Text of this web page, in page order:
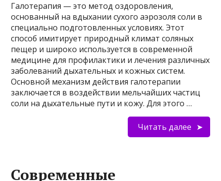
Галотерапия — это метод оздоровления,
основанный на вдыхании сухого аэрозоля соли в
специально подготовленных условиях. Этот
способ имитирует природный климат соляных
пещер и широко используется в современной
медицине для профилактики и лечения различных
заболеваний дыхательных и кожных систем.
Основной механизм действия галотерапии
заключается в воздействии мельчайших частиц
соли на дыхательные пути и кожу. Для этого …
Читать далее
Современные